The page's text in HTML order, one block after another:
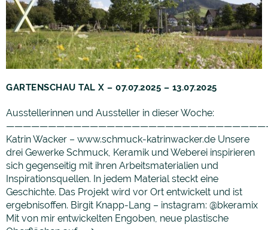
GARTENSCHAU TAL X – 07.07.2025 – 13.07.2025
Ausstellerinnen und Aussteller in dieser Woche:
Katrin Wacker – www.schmuck-katrinwacker.de Unsere
drei Gewerke Schmuck, Keramik und Weberei inspirieren
sich gegenseitig mit ihren Arbeitsmaterialien und
Inspirationsquellen. In jedem Material steckt eine
Geschichte. Das Projekt wird vor Ort entwickelt und ist
ergebnisoffen. Birgit Knapp-Lang – instagram: @bkeramix
Mit von mir entwickelten Engoben, neue plastische